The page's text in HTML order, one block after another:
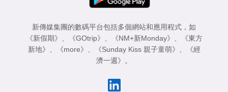
新傳媒集團的數碼平台包括多個網站和應用程式，如
《新假期》 、 《GOtrip》 、 《NM+新Monday》 、
《東方
新地》 、 《more》 、 《Sunday Kiss 親子童萌》 、
《經
濟一週》 。